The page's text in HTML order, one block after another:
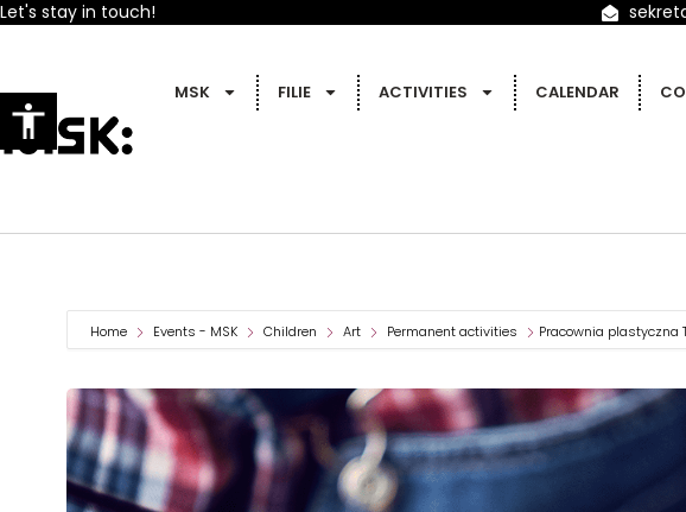
Let's stay in touch!
MSK FILIE ACTIVITIES CALENDAR
Home Events - MSK Children Art Permanent activities Pracownia plastyczna